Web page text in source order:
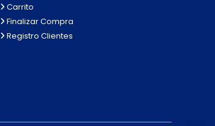
Carrito
Finalizar Compra
Registro Clientes